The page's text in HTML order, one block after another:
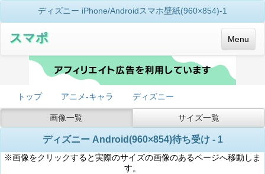
ディズニー iPhone/Androidスマホ壁紙(960×854)-1
Menu
スマポ
トップ アニメ-キャラ ディズニー
画像一覧 サイズ一覧
ディズニー Android(960×854)待ち受け - 1
※画像をクリックすると実際のサイズの画像のあるページへ移動しま
す。